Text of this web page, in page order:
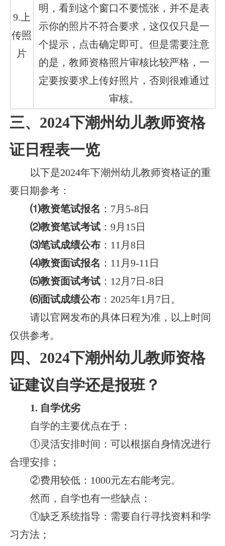
9.上
传照
片
明，看到这个窗口不要慌张，并不是表
示你的照片不符合要求，这仅仅只是一
个提示，点击确定即可。但是需要注意
的是，教师资格照片审核比较严格，一
定要按要求上传好照片，否则很难通过
审核。
三、2024下潮州幼儿教师资格
证日程表一览
以下是2024年下潮州幼儿教师资格证的重
要日期参考：
⑴教资笔试报名 ：7月5-8日
⑵教资笔试考试 ：9月15日
⑶笔试成绩公布 ：11月8日
⑷教资面试报名 ：11月9-11日
⑸教资面试考试 ：12月7日-8日
⑹面试成绩公布 ：2025年1月7日。
请以官网发布的具体日程为准，以上时间
仅供参考。
四、2024下潮州幼儿教师资格
证建议自学还是报班？
1. 自学优劣
自学的主要优点在于：
①灵活安排时间：可以根据自身情况进行
合理安排；
②费用较低：1000元左右能考完。
然而，自学也有一些缺点：
①缺乏系统指导：需要自行寻找资料和学
习方法；